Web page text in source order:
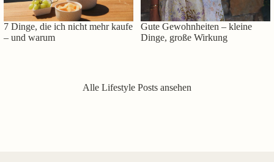
7 Dinge, die ich nicht mehr kaufe
– und warum
Gute Gewohnheiten – kleine
Dinge, große Wirkung
Alle Lifestyle Posts ansehen